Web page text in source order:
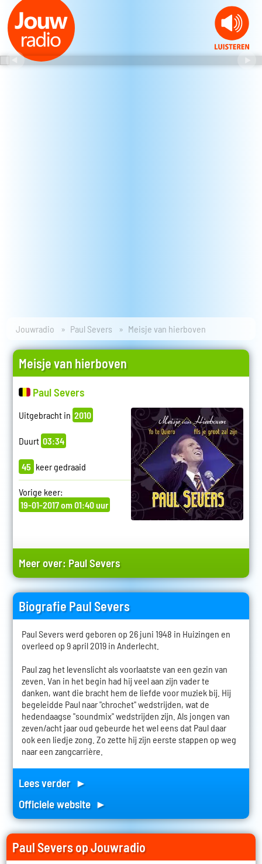
Jouwradio Paul Severs Meisje van hierboven
Meisje van hierboven
Paul Severs
Uitgebracht in 2010
Duurt 03:34
45 keer gedraaid
Vorige keer:
19-01-2017 om 01:40 uur
Meer over: Paul Severs
Biografie Paul Severs
Paul Severs werd geboren op 26 juni 1948 in Huizingen en
overleed op 9 april 2019 in Anderlecht.
Paul zag het levenslicht als voorlaatste van een gezin van
zeven. Van in het begin had hij veel aan zijn vader te
danken, want die bracht hem de liefde voor muziek bij. Hij
begeleidde Paul naar "chrochet" wedstrijden, wat de
hedendaagse "soundmix" wedstrijden zijn. Als jongen van
zeven/acht jaar oud gebeurde het wel eens dat Paul daar
ook een liedje zong. Zo zette hij zijn eerste stappen op weg
naar een zangcarrière.
Lees verder ►
Officiele website ►
Paul Severs op Jouwradio